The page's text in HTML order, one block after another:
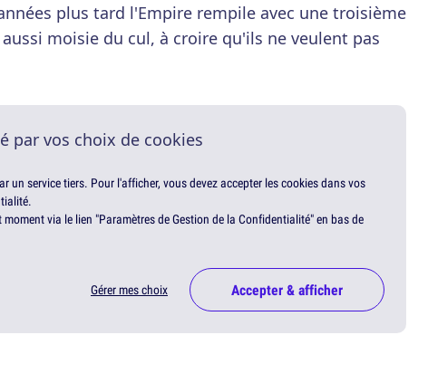
plus tard l'Empire rempile avec une troisième
moisie du cul, à croire qu'ils ne veulent pas
par vos choix de cookies
un service tiers. Pour l'afficher, vous devez accepter les cookies dans vos
via le lien "Paramètres de Gestion de la Confidentialité" en bas de
Gérer mes choix Accepter & afficher